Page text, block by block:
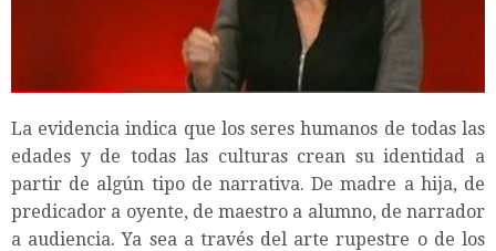
La evidencia indica que los seres humanos de todas las
edades y de todas las culturas crean su identidad a
partir de algún tipo de narrativa. De madre a hija, de
predicador a oyente, de maestro a alumno, de narrador
a audiencia. Ya sea a través del arte rupestre o de los